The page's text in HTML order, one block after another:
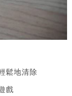
鬆地清除
戲